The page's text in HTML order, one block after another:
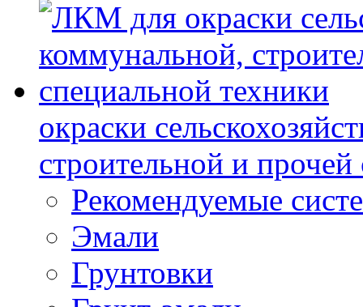
окраски
строительной и
Рекомендуемые
Эмали
Грунтовки